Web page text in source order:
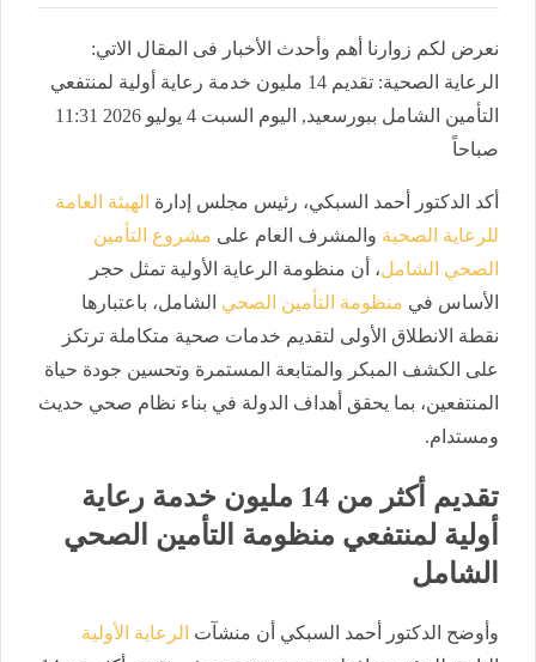
نعرض لكم زوارنا أهم وأحدث الأخبار فى المقال الاتي:
الرعاية الصحية: تقديم 14 مليون خدمة رعاية أولية لمنتفعي
التأمين الشامل ببورسعيد, اليوم السبت 4 يوليو 2026 11:31
صباحاً
أكد الدكتور أحمد السبكي، رئيس مجلس إدارة الهيئة العامة
للرعاية الصحية والمشرف العام على مشروع التأمين
الصحي الشامل، أن منظومة الرعاية الأولية تمثل حجر
الأساس في منظومة التأمين الصحي الشامل، باعتبارها
نقطة الانطلاق الأولى لتقديم خدمات صحية متكاملة ترتكز
على الكشف المبكر والمتابعة المستمرة وتحسين جودة حياة
المنتفعين، بما يحقق أهداف الدولة في بناء نظام صحي حديث
ومستدام.
تقديم أكثر من 14 مليون خدمة رعاية
أولية لمنتفعي منظومة التأمين الصحي
الشامل
وأوضح الدكتور أحمد السبكي أن منشآت الرعاية الأولية